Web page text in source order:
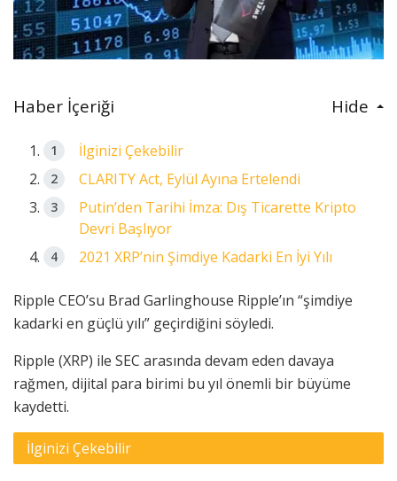
Haber İçeriği Hide
İlginizi Çekebilir
CLARITY Act, Eylül Ayına Ertelendi
Putin’den Tarihi İmza: Dış Ticarette Kripto
Devri Başlıyor
2021 XRP’nin Şimdiye Kadarki En İyi Yılı
Ripple CEO’su Brad Garlinghouse Ripple’ın “şimdiye
kadarki en güçlü yılı” geçirdiğini söyledi.
Ripple (XRP) ile SEC arasında devam eden davaya
rağmen, dijital para birimi bu yıl önemli bir büyüme
kaydetti.
İlginizi Çekebilir